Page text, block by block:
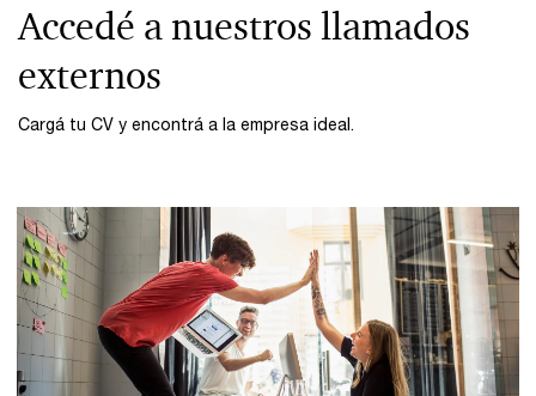
Accedé a nuestros llamados
externos
Cargá tu CV y encontrá a la empresa ideal.